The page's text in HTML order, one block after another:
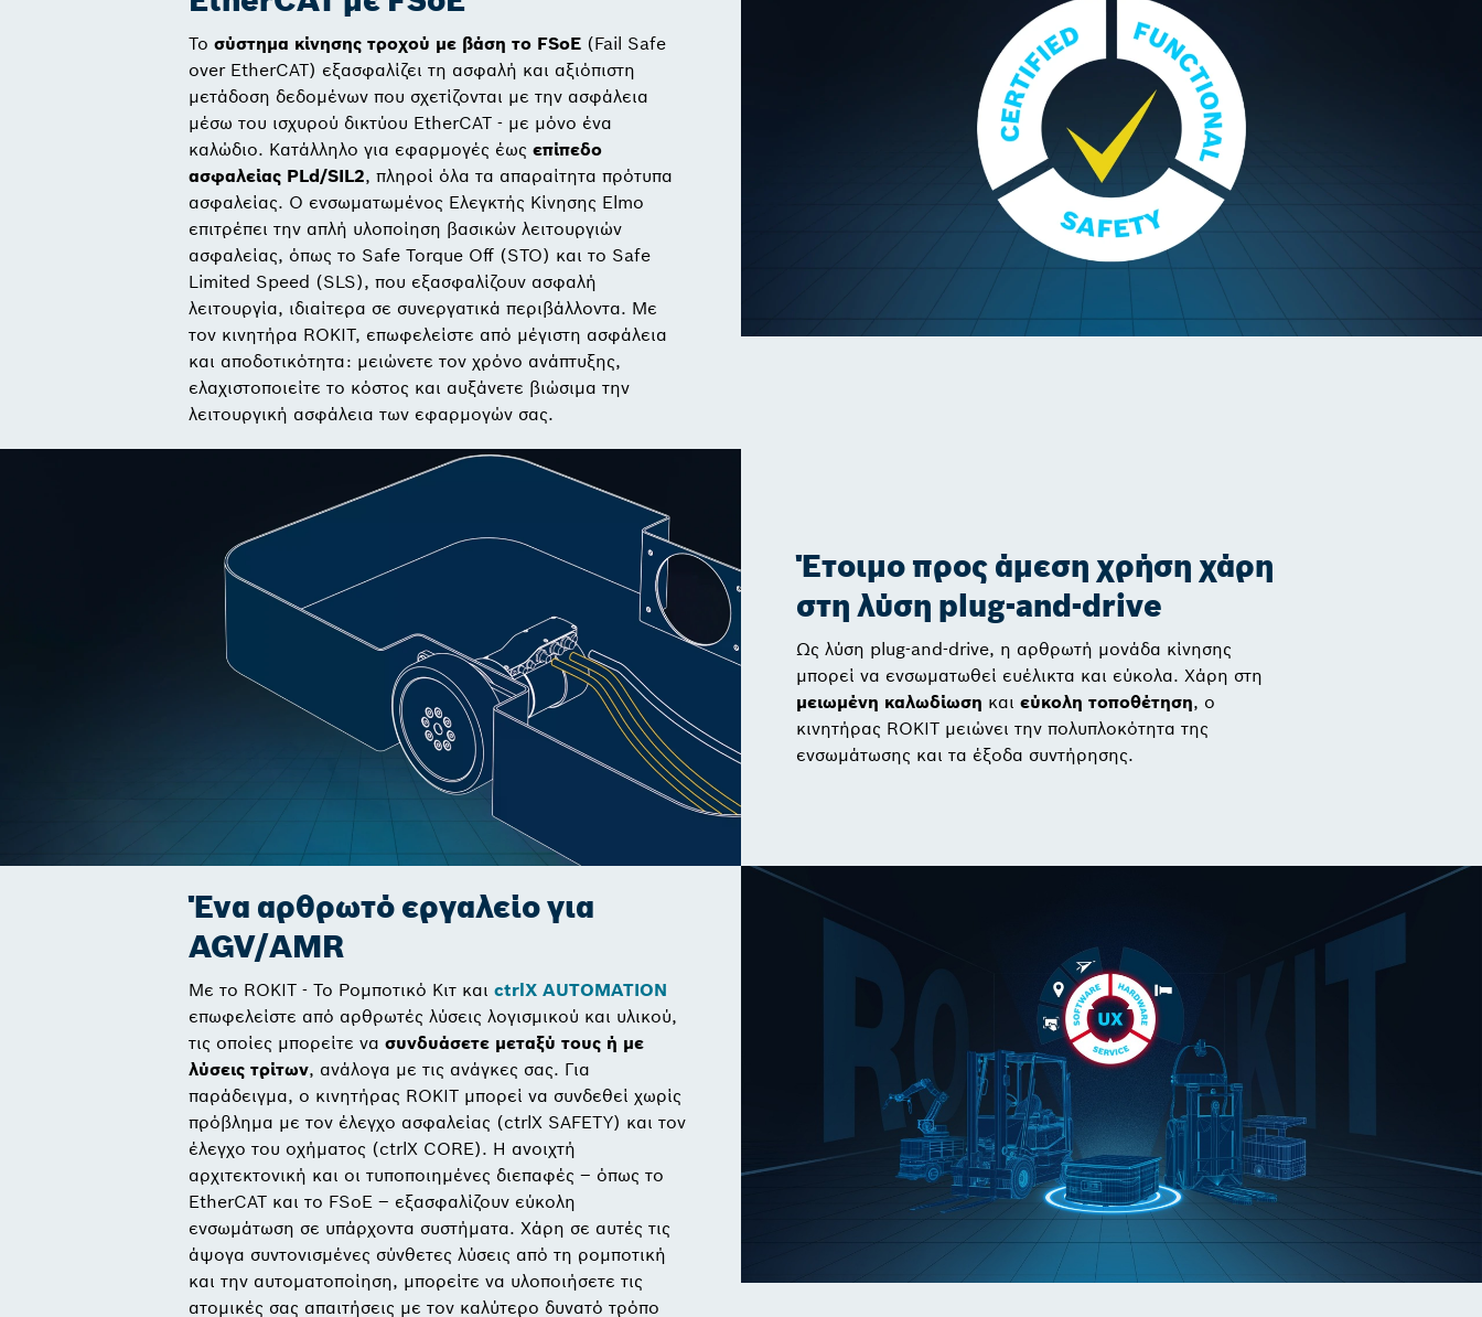
Το σύστημα κίνησης τροχού με βάση το FSoE(Fail Safe
over EtherCAT) εξασφαλίζει τη ασφαλή και αξιόπιστη
μετάδοση δεδομένων που σχετίζονται με την ασφάλεια
μέσω του ισχυρού δικτύου EtherCAT - με μόνο ένα
καλώδιο. Κατάλληλο για εφαρμογές έως επίπεδο
ασφαλείας PLd/SIL2, πληροί όλα τα απαραίτητα πρότυπα
ασφαλείας. Ο ενσωματωμένος Ελεγκτής Κίνησης Elmo
επιτρέπει την απλή υλοποίηση βασικών λειτουργιών
ασφαλείας, όπως το Safe Torque Off (STO) και το Safe
Limited Speed (SLS), που εξασφαλίζουν ασφαλή
λειτουργία, ιδιαίτερα σε συνεργατικά περιβάλλοντα. Με
τον κινητήρα ROKIT, επωφελείστε από μέγιστη ασφάλεια
και αποδοτικότητα: μειώνετε τον χρόνο ανάπτυξης,
ελαχιστοποιείτε το κόστος και αυξάνετε βιώσιμα την
λειτουργική ασφάλεια των εφαρμογών σας.
Έτοιμο προς άμεση χρήση χάρη
στη λύση plug-and-drive
Ως λύση plug-and-drive, η αρθρωτή μονάδα κίνησης
μπορεί να ενσωματωθεί ευέλικτα και εύκολα. Χάρη στη
μειωμένη καλωδίωση και εύκολη τοποθέτηση, ο
κινητήρας ROKIT μειώνει την πολυπλοκότητα της
ενσωμάτωσης και τα έξοδα συντήρησης.
Ένα αρθρωτό εργαλείο για
AGV/AMR
Με το ROKIT - Το Ρομποτικό Κιτ και ctrlX AUTOMATION
επωφελείστε από αρθρωτές λύσεις λογισμικού και υλικού,
τις οποίες μπορείτε να συνδυάσετε μεταξύ τους ή με
λύσεις τρίτων, ανάλογα με τις ανάγκες σας. Για
παράδειγμα, ο κινητήρας ROKIT μπορεί να συνδεθεί χωρίς
πρόβλημα με τον έλεγχο ασφαλείας (ctrlX SAFETY) και τον
έλεγχο του οχήματος (ctrlX CORE). Η ανοιχτή
αρχιτεκτονική και οι τυποποιημένες διεπαφές – όπως το
EtherCAT και το FSoE – εξασφαλίζουν εύκολη
ενσωμάτωση σε υπάρχοντα συστήματα. Χάρη σε αυτές τις
άψογα συντονισμένες σύνθετες λύσεις από τη ρομποτική
και την αυτοματοποίηση, μπορείτε να υλοποιήσετε τις
ατομικές σας απαιτήσεις με τον καλύτερο δυνατό τρόπο